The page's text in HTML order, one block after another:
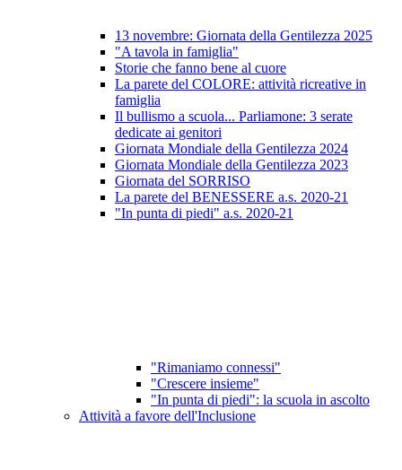
13 novembre: Giornata della Gentilezza 2025
"A tavola in famiglia"
Storie che fanno bene al cuore
La parete del COLORE: attività ricreative in
famiglia
Il bullismo a scuola... Parliamone: 3 serate
dedicate ai genitori
Giornata Mondiale della Gentilezza 2024
Giornata Mondiale della Gentilezza 2023
Giornata del SORRISO
La parete del BENESSERE a.s. 2020-21
"In punta di piedi" a.s. 2020-21
"Rimaniamo connessi"
"Crescere insieme"
"In punta di piedi": la scuola in ascolto
Attività a favore dell'Inclusione